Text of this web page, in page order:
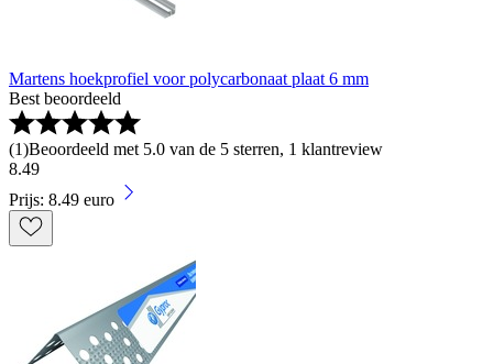
Martens hoekprofiel voor polycarbonaat plaat 6 mm
Best beoordeeld
(1)Beoordeeld met 5.0 van de 5 sterren, 1 klantreview
8.49
Prijs: 8.49 euro